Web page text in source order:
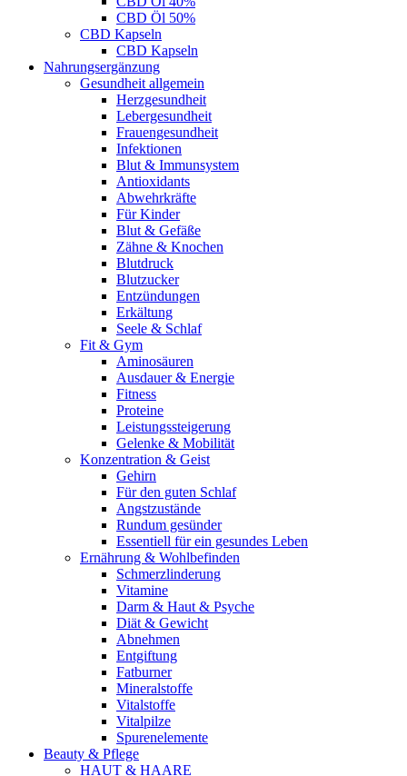
CBD Öl 50%
CBD Kapseln
CBD Kapseln
Nahrungsergänzung
Gesundheit allgemein
Herzgesundheit
Lebergesundheit
Frauengesundheit
Infektionen
Blut & Immunsystem
Antioxidants
Abwehrkräfte
Für Kinder
Blut & Gefäße
Zähne & Knochen
Blutdruck
Blutzucker
Entzündungen
Erkältung
Seele & Schlaf
Fit & Gym
Aminosäuren
Ausdauer & Energie
Fitness
Proteine
Leistungssteigerung
Gelenke & Mobilität
Konzentration & Geist
Gehirn
Für den guten Schlaf
Angstzustände
Rundum gesünder
Essentiell für ein gesundes Leben
Ernährung & Wohlbefinden
Schmerzlinderung
Vitamine
Darm & Haut & Psyche
Diät & Gewicht
Abnehmen
Entgiftung
Fatburner
Mineralstoffe
Vitalstoffe
Vitalpilze
Spurenelemente
Beauty & Pflege
HAUT & HAARE